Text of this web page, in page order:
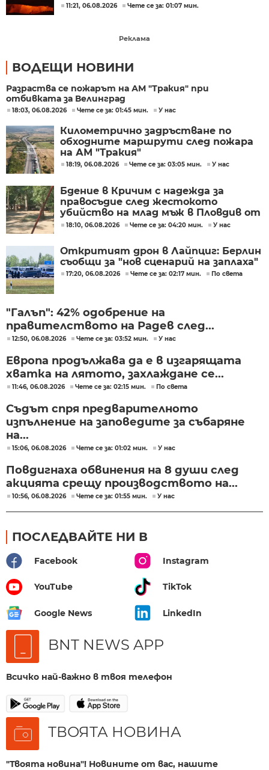
11:21, 06.08.2026 Чете се за: 01:07 мин.
Реклама
ВОДЕЩИ НОВИНИ
Разраства се пожарът на АМ "Тракия" при
отбивката за Велинград
18:03, 06.08.2026 Чете се за: 01:45 мин. У нас
Километрично задръстване по
обходните маршрути след пожара
на АМ "Тракия"
18:19, 06.08.2026 Чете се за: 03:05 мин. У нас
Бдение в Кричим с надежда за
правосъдие след жестокото
убийство на млад мъж в Пловдив от
тийнейджъри
18:10, 06.08.2026 Чете се за: 04:20 мин. У нас
Откритият дрон в Лайпциг: Берлин
съобщи за "нов сценарий на заплаха"
17:20, 06.08.2026 Чете се за: 02:17 мин. По света
"Галъп": 42% одобрение на
правителството на Радев след...
12:50, 06.08.2026 Чете се за: 03:52 мин. У нас
Европа продължава да е в изгарящата
хватка на лятото, захлаждане се...
11:46, 06.08.2026 Чете се за: 02:15 мин. По света
Съдът спря предварителното
изпълнение на заповедите за събаряне
на...
15:06, 06.08.2026 Чете се за: 01:02 мин. У нас
Повдигнаха обвинения на 8 души след
акцията срещу производството на...
10:56, 06.08.2026 Чете се за: 01:55 мин. У нас
ПОСЛЕДВАЙТЕ НИ В
Facebook Instagram
YouTube TikTok
Google News LinkedIn
BNT NEWS APP
Всичко най-важно в твоя телефон
ТВОЯТА НОВИНА
"Твоята новина"! Новините от вас, нашите